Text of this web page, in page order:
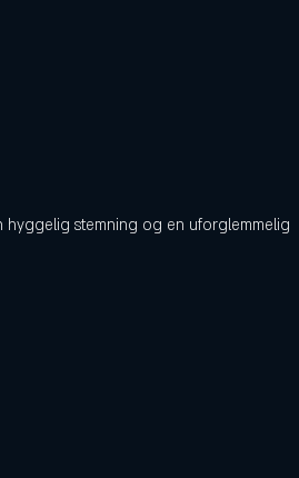
hyggelig stemning og en uforglemmelig